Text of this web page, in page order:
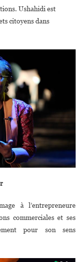
Ushahidi est
citoyens dans
à l’entrepreneure
commerciales et ses
pour son sens